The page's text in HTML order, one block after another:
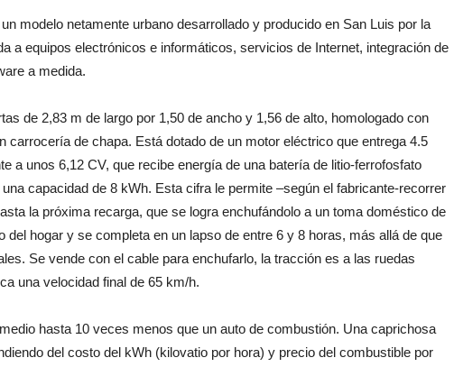
modelo netamente urbano desarrollado y producido en San Luis por la
a equipos electrónicos e informáticos, servicios de Internet, integración de
a medida.
de 2,83 m de largo por 1,50 de ancho y 1,56 de alto, homologado con
carrocería de chapa. Está dotado de un motor eléctrico que entrega 4.5
a unos 6,12 CV, que recibe energía de una batería de litio-ferrofosfato
capacidad de 8 kWh. Esta cifra le permite –según el fabricante-recorrer
la próxima recarga, que se logra enchufándolo a un toma doméstico de
del hogar y se completa en un lapso de entre 6 y 8 horas, más allá de que
Se vende con el cable para enchufarlo, la tracción es a las ruedas
una velocidad final de 65 km/h.
hasta 10 veces menos que un auto de combustión. Una caprichosa
del costo del kWh (kilovatio por hora) y precio del combustible por